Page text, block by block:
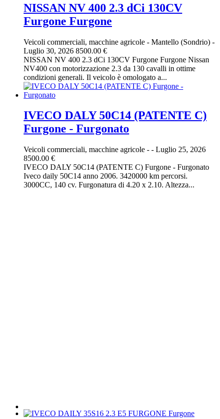
NISSAN NV 400 2.3 dCi 130CV
Furgone Furgone
Veicoli commerciali, macchine agricole - Mantello (Sondrio) -
Luglio 30, 2026 8500.00 €
NISSAN NV 400 2.3 dCi 130CV Furgone Furgone Nissan
NV400 con motorizzazione 2.3 da 130 cavalli in ottime
condizioni generali. Il veicolo è omologato a...
IVECO DALY 50C14 (PATENTE C)
Furgone - Furgonato
Veicoli commerciali, macchine agricole - - Luglio 25, 2026
8500.00 €
IVECO DALY 50C14 (PATENTE C) Furgone - Furgonato
Iveco daily 50C14 anno 2006. 3420000 km percorsi.
3000CC, 140 cv. Furgonatura di 4.20 x 2.10. Altezza...